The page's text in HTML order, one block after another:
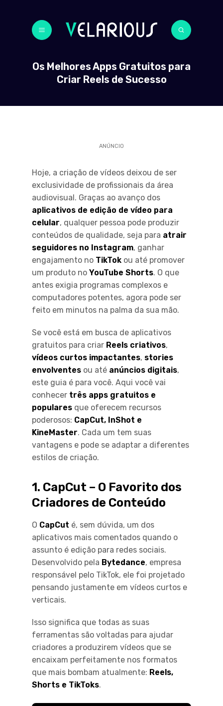
Os Melhores Apps Gratuitos para
Criar Reels de Sucesso
ANÚNCIO
Hoje, a criação de vídeos deixou de ser
exclusividade de profissionais da área
audiovisual. Graças ao avanço dos
aplicativos de edição de vídeo para
celular, qualquer pessoa pode produzir
conteúdos de qualidade, seja para atrair
seguidores no Instagram, ganhar
engajamento no TikTok ou até promover
um produto no YouTube Shorts. O que
antes exigia programas complexos e
computadores potentes, agora pode ser
feito em minutos na palma da sua mão.
Se você está em busca de aplicativos
gratuitos para criar Reels criativos,
vídeos curtos impactantes, stories
envolventes ou até anúncios digitais,
este guia é para você. Aqui você vai
conhecer três apps gratuitos e
populares que oferecem recursos
poderosos: CapCut, InShot e
KineMaster. Cada um tem suas
vantagens e pode se adaptar a diferentes
estilos de criação.
1. CapCut – O Favorito dos
Criadores de Conteúdo
O CapCut é, sem dúvida, um dos
aplicativos mais comentados quando o
assunto é edição para redes sociais.
Desenvolvido pela Bytedance, empresa
responsável pelo TikTok, ele foi projetado
pensando justamente em vídeos curtos e
verticais.
Isso significa que todas as suas
ferramentas são voltadas para ajudar
criadores a produzirem vídeos que se
encaixam perfeitamente nos formatos
que mais bombam atualmente: Reels,
Shorts e TikToks.